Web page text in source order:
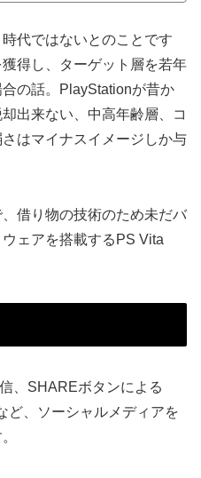
代ではないとのことです
得し、ターゲット層を若年
の話。PlayStationが昔か
出来ない、中高年齢層、コ
はマイナスイメージしか与
借り物の技術のため未だバ
ェアを搭載するPS Vita
、SHAREボタンによる
ど、ソーシャルメディアを